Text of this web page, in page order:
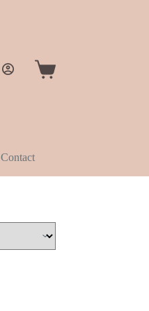
Winkelwagen
Contact